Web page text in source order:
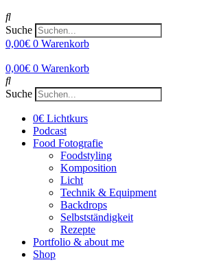
Suche
0,00€ 0 Warenkorb
0,00€ 0 Warenkorb
Suche
0€ Lichtkurs
Podcast
Food Fotografie
Foodstyling
Komposition
Licht
Technik & Equipment
Backdrops
Selbstständigkeit
Rezepte
Portfolio & about me
Shop